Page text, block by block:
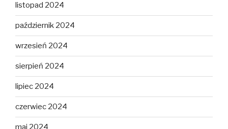
listopad 2024
październik 2024
wrzesień 2024
sierpień 2024
lipiec 2024
czerwiec 2024
maj 2024